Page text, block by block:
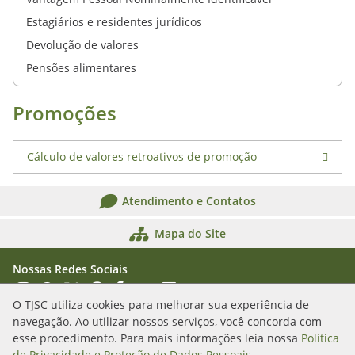
O TJSC utiliza cookies para melhorar sua experiência de
navegação. Ao utilizar nossos serviços, você concorda com
esse procedimento. Para mais informações leia nossa Política
Estagiários e residentes jurídicos
Devolução de valores
Pensões alimentares
Promoções
Cálculo de valores retroativos de promoção
Atendimento e Contatos
Mapa do Site
Nossas Redes Sociais
Acessar Instagram
Acessar WhatsApp
Acessar XAcessar Threads
Acessar Facebook
Acessar YouTube
Acessar Flickr
Acessar SoundCloud
Rua Álvaro Millen da Silveira, n. 208
Florianópolis/SC - CEP: 88020-901